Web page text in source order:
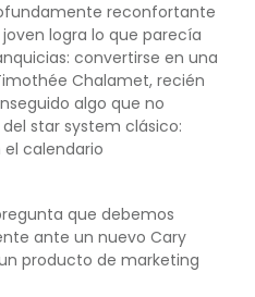
reconfortante
logra lo que parecía
convertirse en una
Chalamet, recién
algo que no
star system clásico:
calendario
que debemos
ante un nuevo Cary
producto de marketing